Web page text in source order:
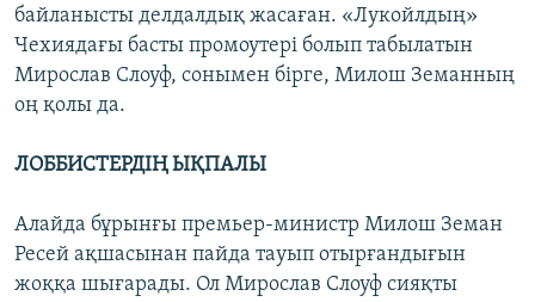
байланысты делдалдық жасаған. «Лукойлдың»
Чехиядағы басты промоутері болып табылатын
Мирослав Слоуф, сонымен бірге, Милош Земанның
оң қолы да.
ЛОББИСТЕРДІҢ ЫҚПАЛЫ
Алайда бұрынғы премьер-министр Милош Земан
Ресей ақшасынан пайда тауып отырғандығын
жоққа шығарады. Ол Мирослав Слоуф сияқты